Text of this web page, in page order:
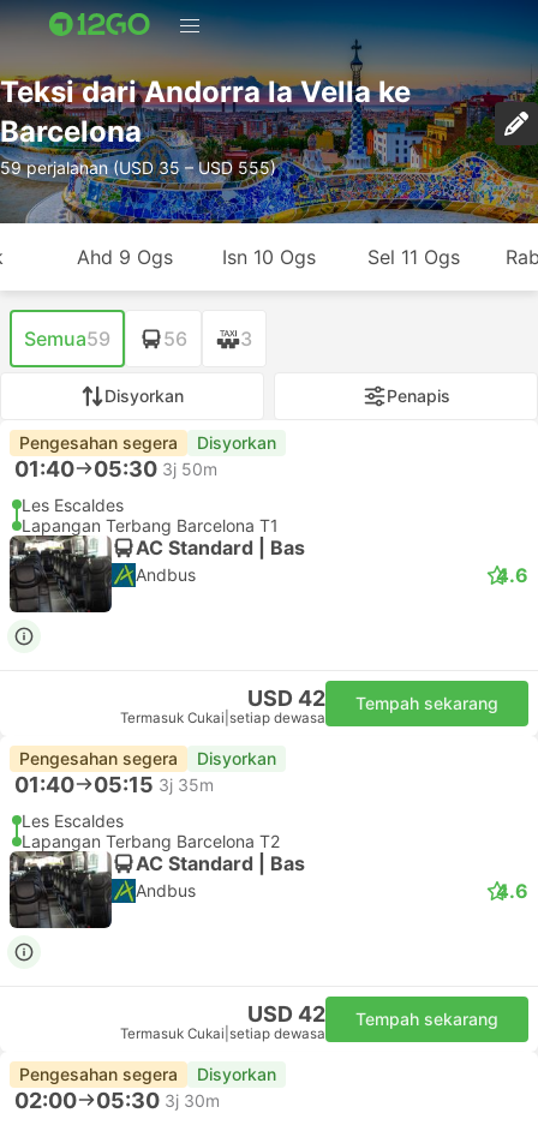
Teksi dari Andorra la Vella ke
Barcelona
59 perjalanan (USD 35 – USD 555)
Ahd 9 Ogs Isn 10 Ogs Sel 11 Ogs
Semua59 56 3
Disyorkan Penapis
Pengesahan segera Disyorkan
01:40 05:30 3j 50m
Les Escaldes
Lapangan Terbang Barcelona T1
AC Standard | Bas
Andbus 4.6
USD 42
Termasuk Cukai setiap dewasa
Tempah sekarang
Pengesahan segera Disyorkan
01:40 05:15 3j 35m
Les Escaldes
Lapangan Terbang Barcelona T2
AC Standard | Bas
Andbus 4.6
USD 42
Termasuk Cukai setiap dewasa
Tempah sekarang
Pengesahan segera Disyorkan
02:00 05:30 3j 30m